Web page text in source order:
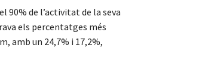
90% de l’activitat de la seva
els percentatges més
amb un 24,7% i 17,2%,